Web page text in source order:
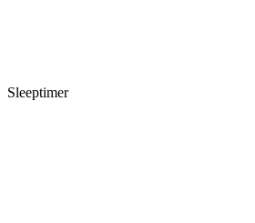
Sleeptimer